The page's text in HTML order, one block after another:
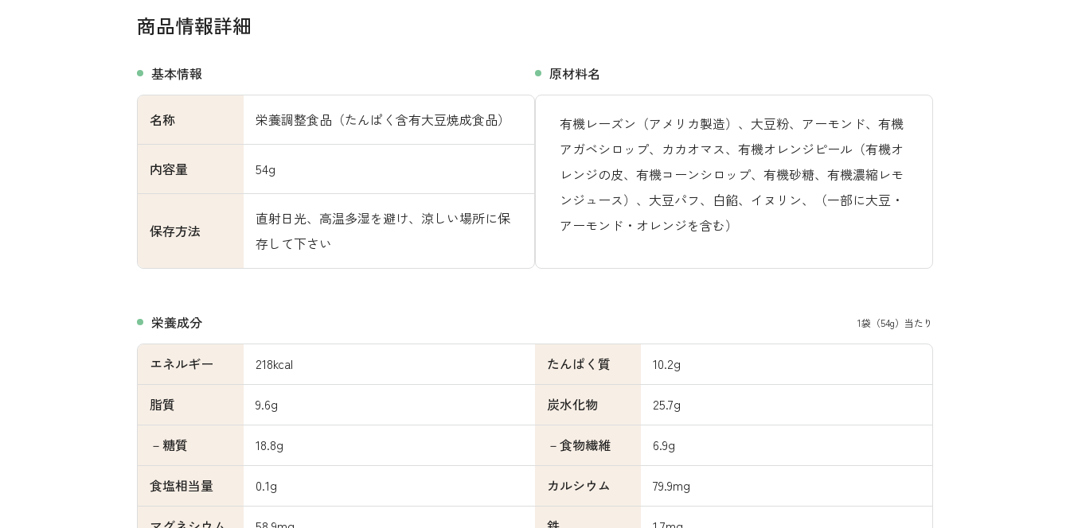
商品情報詳細
基本情報
名称 栄養調整食品（たんぱく含有大豆焼成食品）
内容量 54g
保存方法
直射日光、高温多湿を避け、涼しい場所に保
存して下さい
原材料名
有機レーズン（アメリカ製造）、大豆粉、アーモンド、有機
アガベシロップ、カカオマス、有機オレンジピール（有機オ
レンジの皮、有機コーンシロップ、有機砂糖、有機濃縮レモ
ンジュース）、大豆パフ、白餡、イヌリン、（一部に大豆・
アーモンド・オレンジを含む）
栄養成分 1袋（54g）当たり
エネルギー 218kcal たんぱく質 10.2g
脂質 9.6g 炭水化物 25.7g
－糖質 18.8g －食物繊維 6.9g
食塩相当量 0.1g カルシウム 79.9mg